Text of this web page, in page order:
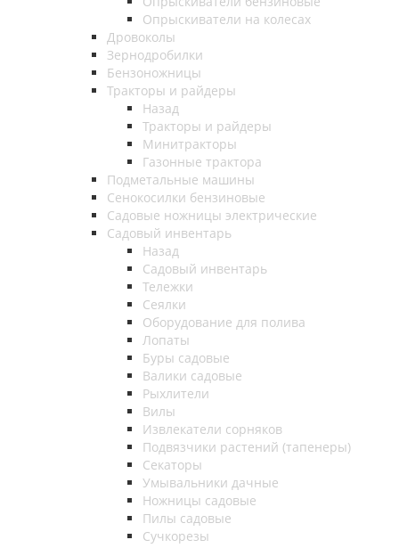
Опрыскиватели на колесах
Дровоколы
Зернодробилки
Бензоножницы
Тракторы и райдеры
Назад
Тракторы и райдеры
Минитракторы
Газонные трактора
Подметальные машины
Сенокосилки бензиновые
Садовые ножницы электрические
Садовый инвентарь
Назад
Садовый инвентарь
Тележки
Сеялки
Оборудование для полива
Лопаты
Буры садовые
Валики садовые
Рыхлители
Вилы
Извлекатели сорняков
Подвязчики растений (тапенеры)
Секаторы
Умывальники дачные
Ножницы садовые
Пилы садовые
Сучкорезы